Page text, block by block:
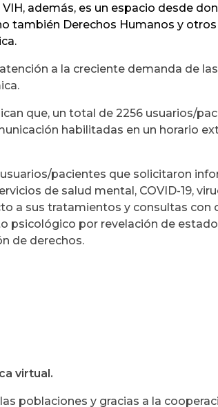
además, es un espacio desde
también Derechos Humanos y
a la creciente demanda de
que, un total de 2256 usuarios/
habilitadas en un horario
pacientes que solicitaron
de salud mental, COVID-19,
a sus tratamientos y consultas con
psicológico por revelación de estado
de derechos.
virtual.
poblaciones y gracias a la